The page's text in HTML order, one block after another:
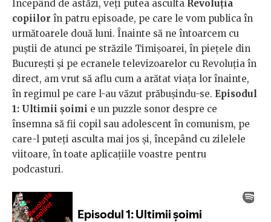
Începând de astăzi, veți putea asculta Revoluția
copiilor în patru episoade, pe care le vom publica în
următoarele două luni. Înainte să ne întoarcem cu
puștii de atunci pe străzile Timișoarei, în piețele din
București și pe ecranele televizoarelor cu Revoluția în
direct, am vrut să aflu cum a arătat viața lor înainte,
în regimul pe care l-au văzut prăbușindu-se. Episodul
1: Ultimii șoimi e un puzzle sonor despre ce
însemna să fii copil sau adolescent în comunism, pe
care-l puteți asculta mai jos și, începând cu zilelele
viitoare, în toate aplicațiile voastre pentru
podcasturi.